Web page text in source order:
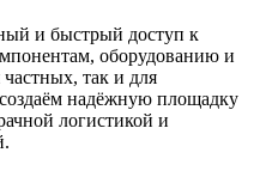
и быстрый доступ к
оборудованию и
так и для
надёжную площадку
логистикой и